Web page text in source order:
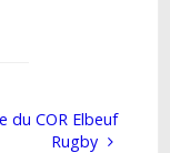
du COR Elbeuf
Rugby